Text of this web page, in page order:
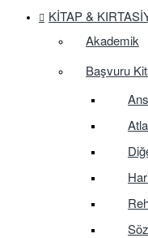
KITAP &
Akademik
Başvuru